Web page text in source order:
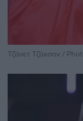
Τζάνετ Τζάκσον /